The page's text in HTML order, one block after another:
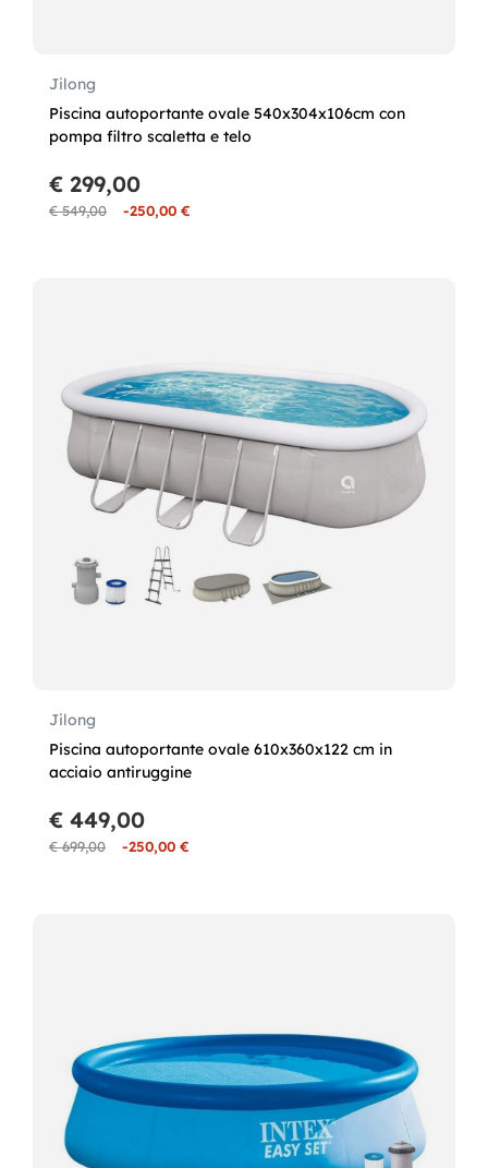
Jilong
Piscina autoportante ovale 540x304x106cm con
pompa filtro scaletta e telo
€ 549,00 -250,00 €
€ 299,00
Jilong
Piscina autoportante ovale 610x360x122 cm in
acciaio antiruggine
€ 699,00 -250,00 €
€ 449,00